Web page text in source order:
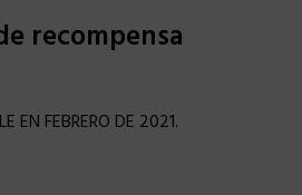
recompensa
EN FEBRERO DE 2021.